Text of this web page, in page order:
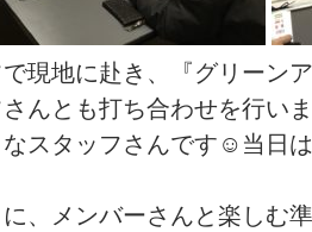
現地に赴き、『グリーン
んとも打ち合わせを行いま
スタッフさんです☺当日
に、メンバーさんと楽しむ